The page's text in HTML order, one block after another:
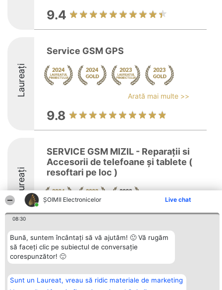
ȘOIMII Electronicelor Live chat
08:30
Bună, suntem încântați să vă ajutăm! 🙂 Vă rugăm
să faceți clic pe subiectul de conversație
corespunzător! 🙂
Sunt un Laureat, vreau să ridic materiale de marketing
9.4
Laureați
Service GSM GPS
Arată mai multe >>
9.8
Laureați
SERVICE GSM MIZIL - Reparații si
Accesorii de telefoane și tablete (
resoftari pe loc )
Organizator Ranking
BRIGHT SOLUTIONS BR SRL
Sc. A Et. 4 Ap. 13 Cod 061952
Câștigătorii
Laureaților
Contact